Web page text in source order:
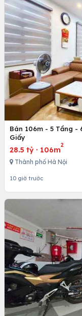
Bán 106m - 5 Tầng -
Giấy
28.5 tỷ · 106m
2
Thành phố Hà Nội
10 giờ trước